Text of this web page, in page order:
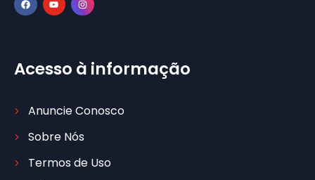
Acesso à informação
Anuncie Conosco
Sobre Nós
Termos de Uso